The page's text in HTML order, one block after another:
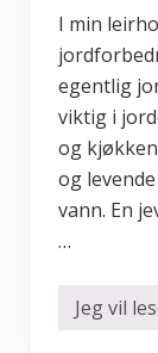
j
ø
d
s
e
l
t
i
l
h
a
g
i
n
I min
egentlig
viktig i
og
og
vann. En
…
H
Jeg vil